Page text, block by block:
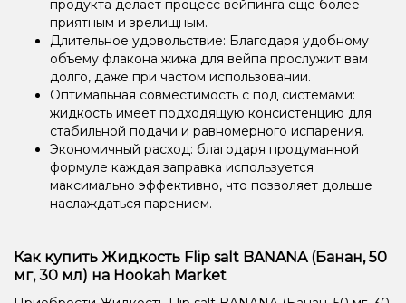
продукта делает процесс вейпинга еще более
приятным и зрелищным.
Длительное удовольствие: Благодаря удобному
объему флакона жижа для вейпа прослужит вам
долго, даже при частом использовании.
Оптимальная совместимость с под системами:
жидкость имеет подходящую консистенцию для
стабильной подачи и равномерного испарения.
Экономичный расход: благодаря продуманной
формуле каждая заправка используется
максимально эффективно, что позволяет дольше
наслаждаться парением.
Как купить Жидкость Flip salt BANANA (Банан, 50
мг, 30 мл) на Hookah Market